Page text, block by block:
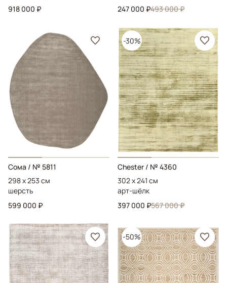
918 000 ₽
247 000 ₽493 000 ₽
Сома / № 5811
298 x 253 см
шерсть
599 000 ₽
-30%
Chester / № 4360
302 x 241 см
арт-шёлк
397 000 ₽567 000 ₽
-50%